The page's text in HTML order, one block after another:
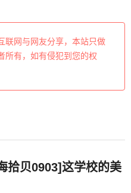
联网与网友分享，本站只做
所有，如有侵犯到您的权
拾贝0903]这学校的美